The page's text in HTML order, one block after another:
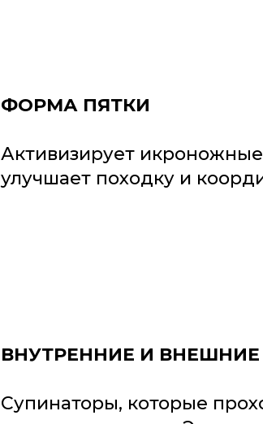
ФОРМА ПЯТКИ
Активизирует
улучшает походку и
ВНУТРЕННИЕ И
Супинаторы, которые